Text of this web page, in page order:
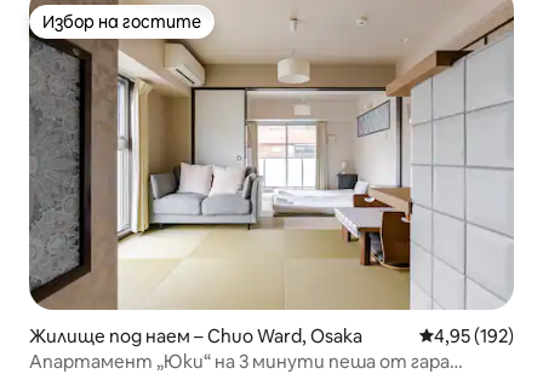
минути пеша до летище Умеда, Нара USJ
Избор на гостите
Избор на гостите
Жилище под наем – Chuo Ward, Osaka Средна
4,95 (192)
Апартамент „Юки“ на 3 минути пеша от гара